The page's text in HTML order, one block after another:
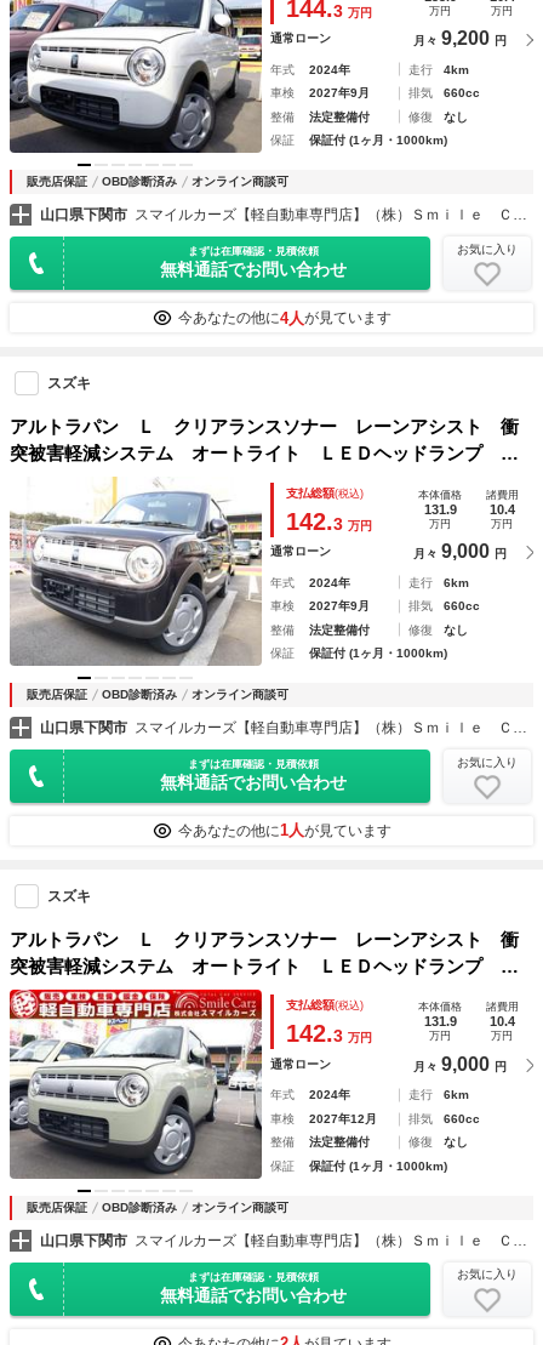
144.3 万円 万円 万円
通常ローン 月々 9,200 円
年式 2024年 走行
4km
車検
2027年9月 排気
660cc
整備
法定整備付 修復
なし
保証
保証付 (1ヶ月・1000km)
販売店保証 OBD診断済み オンライン商談可
山口県下関市 スマイルカーズ【軽自動車専門店】（株）Ｓｍｉｌｅ Ｃａｒｚ
まずは在庫確認・見積依頼
無料通話でお問い合わせ
お気に入り
今あなたの他に4人が見ています
スズキ
アルトラパン Ｌ クリアランスソナー レーンアシスト 衝
突被害軽減システム オートライト ＬＥＤヘッドランプ ス
マートキー アイドリングストップ 電動格納ミラー シート
ヒーター ベンチシート ＣＶＴ 盗難防止システム
支払総額(税込)
142.3 万円
本体価格
131.9
万円
諸費用
10.4
万円
通常ローン 月々 9,000 円
年式 2024年 走行
6km
車検
2027年9月 排気
660cc
整備
法定整備付 修復
なし
保証
保証付 (1ヶ月・1000km)
販売店保証 OBD診断済み オンライン商談可
山口県下関市 スマイルカーズ【軽自動車専門店】（株）Ｓｍｉｌｅ Ｃａｒｚ
まずは在庫確認・見積依頼
無料通話でお問い合わせ
お気に入り
今あなたの他に1人が見ています
スズキ
アルトラパン Ｌ クリアランスソナー レーンアシスト 衝
突被害軽減システム オートライト ＬＥＤヘッドランプ ス
マートキー アイドリングストップ 電動格納ミラー シート
ヒーター ベンチシート ＣＶＴ 盗難防止システム
支払総額(税込)
142.3 万円
本体価格
131.9
万円
諸費用
10.4
万円
通常ローン 月々 9,000 円
年式 2024年 走行
6km
車検
2027年12月 排気
660cc
整備
法定整備付 修復
なし
保証
保証付 (1ヶ月・1000km)
販売店保証 OBD診断済み オンライン商談可
山口県下関市
まずは在庫確認・見積依頼
無料通話でお問い合わせ
お気に入り